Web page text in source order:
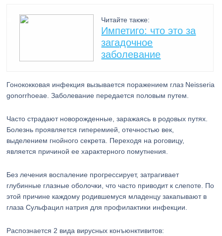
Читайте также:
Импетиго: что это за
загадочное
заболевание
Гонококковая инфекция вызывается поражением глаз Neisseria
gonorrhoeae. Заболевание передается половым путем.
Часто страдают новорожденные, заражаясь в родовых путях.
Болезнь проявляется гиперемией, отечностью век,
выделением гнойного секрета. Переходя на роговицу,
является причиной ее характерного помутнения.
Без лечения воспаление прогрессирует, затрагивает
глубинные глазные оболочки, что часто приводит к слепоте. По
этой причине каждому родившемуся младенцу закапывают в
глаза Сульфацил натрия для профилактики инфекции.
Распознается 2 вида вирусных конъюнктивитов: